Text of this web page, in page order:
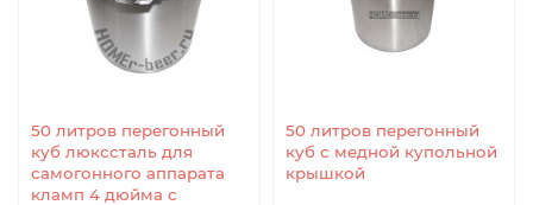
50 литров перегонный
куб люкссталь для
самогонного аппарата
кламп 4 дюйма с
50 литров перегонный
куб с медной купольной
крышкой